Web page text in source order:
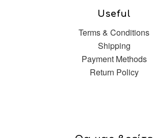
Useful
Terms & Conditions
Shipping
Payment Methods
Return Policy